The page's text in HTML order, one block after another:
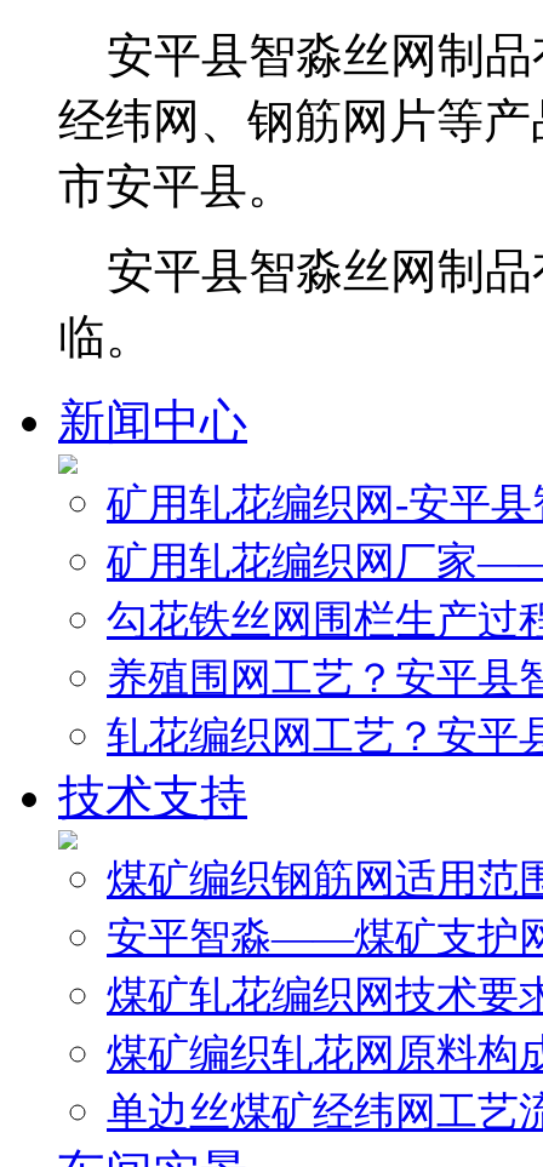
安平县智淼丝网制品
经纬网、钢筋网片等
市安平县。
安平县智淼丝网制品
临。
新闻中心
矿用轧花编织网-安平
矿用轧花编织网厂家
勾花铁丝网围栏生产过
养殖围网工艺？安平县
轧花编织网工艺？安平
技术支持
煤矿编织钢筋网适用范
安平智淼——煤矿支护
煤矿轧花编织网技术要
煤矿编织轧花网原料构
单边丝煤矿经纬网工艺